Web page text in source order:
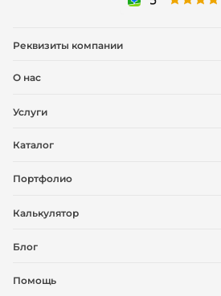
Реквизиты компании
О нас
Услуги
Каталог
Портфолио
Калькулятор
Блог
Помощь